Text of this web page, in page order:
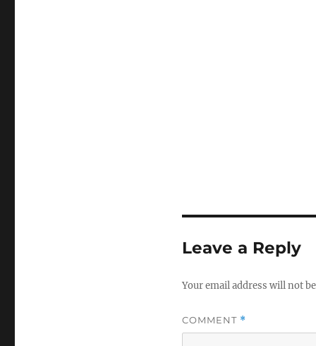
Leave a Reply
Your email address will not
COMMENT *